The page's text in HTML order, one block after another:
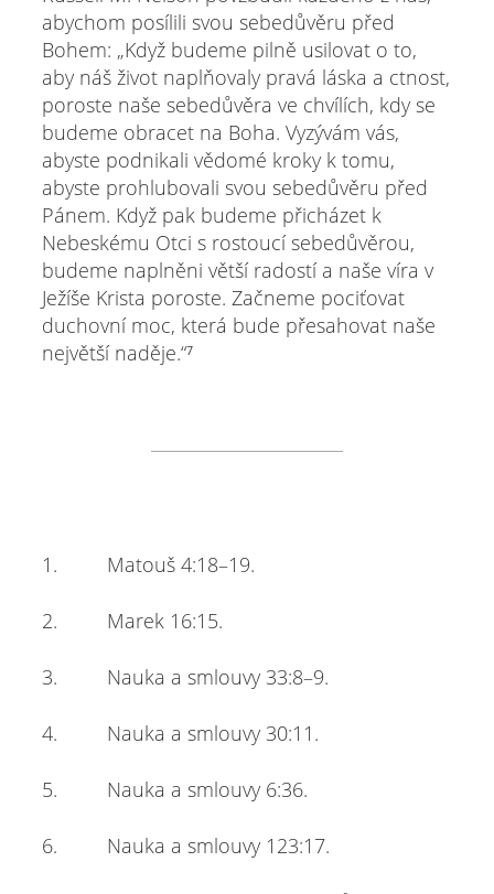
abychom posílili svou sebedůvěru před
Bohem: „Když budeme pilně usilovat o to,
aby náš život naplňovaly pravá láska a ctnost,
poroste naše sebedůvěra ve chvílích, kdy se
budeme obracet na Boha. Vyzývám vás,
abyste podnikali vědomé kroky k tomu,
abyste prohlubovali svou sebedůvěru před
Pánem. Když pak budeme přicházet k
Nebeskému Otci s rostoucí sebedůvěrou,
budeme naplněni větší radostí a naše víra v
Ježíše Krista poroste. Začneme pociťovat
duchovní moc, která bude přesahovat naše
největší naděje.“⁷
1. Matouš 4:18–19.
2. Marek 16:15.
3. Nauka a smlouvy 33:8–9.
4. Nauka a smlouvy 30:11.
5. Nauka a smlouvy 6:36.
6. Nauka a smlouvy 123:17.